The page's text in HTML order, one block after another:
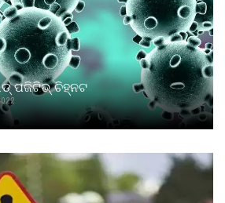
ପଜିଟିଭ୍ ଚିହ୍ନଟ